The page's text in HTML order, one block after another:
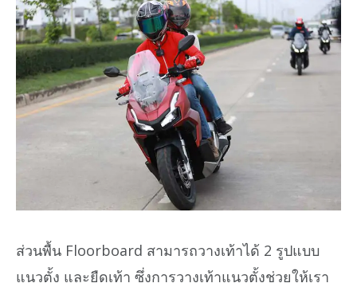
ส่วนพื้น Floorboard สามารถวางเท้าได้ 2 รูปแบบ
แนวตั้ง และยืดเท้า ซึ่งการวางเท้าแนวตั้งช่วยให้เรา